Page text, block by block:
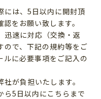
には、5日以内に開封頂
をお願い致します。
迅速に対応（交換・返
ので、下記の規約等をご
ルに必要事項をご記入の
が負担いたします。
ら5日以内にこちらまで